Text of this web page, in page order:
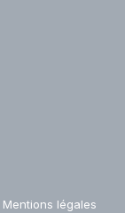
Mentions légales